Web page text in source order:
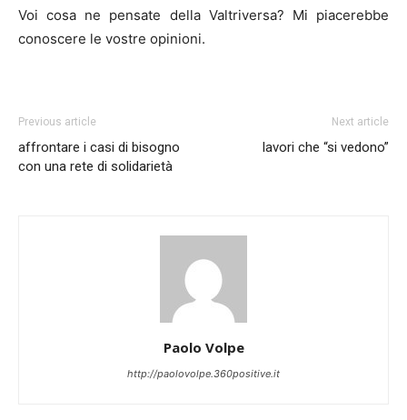
Voi cosa ne pensate della Valtriversa? Mi piacerebbe
conoscere le vostre opinioni.
Previous article
affrontare i casi di bisogno
con una rete di solidarietà
Next article
lavori che “si vedono”
Paolo Volpe
http://paolovolpe.360positive.it